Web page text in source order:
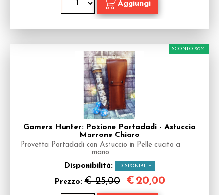
Gamers Hunter: Pozione Portadadi - Astuccio
Marrone Chiaro
Provetta Portadadi con Astuccio in Pelle cucito a
mano
Disponibilità: DISPONIBILE
Prezzo:€ 25,00
SCONTO 20%
€ 20,00